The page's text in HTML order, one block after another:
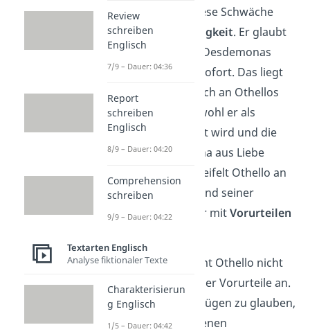
Othellos Fall ist diese Schwäche
seineLeichtgläubigkeit. Er glaubt
Jagos Lügen über Desdemonas
Untreue beinahe sofort. Das liegt
unter anderem auch an Othellos
Unsicherheit
. Obwohl er als
Offizier respektiert wird und die
schöne Desdemona aus Liebe
geheiratet hat, zweifelt Othello an
sich selbst. Aufgrund seiner
Hautfarbe muss er mitVorurteilen
Letztendlich kommt Othello nicht
gegen die Macht der Vorurteile an.
Er beginnt, Jagos Lügen zu glauben,
da diese seine eigenen
Review
schreiben
Englisch
7/9 – Dauer: 04:36
Report
schreiben
Englisch
8/9 – Dauer: 04:20
Comprehension
schreiben
9/9 – Dauer: 04:22
Textarten Englisch
Analyse fiktionaler Texte
Charakterisierun
g Englisch
1/5 – Dauer: 04:42